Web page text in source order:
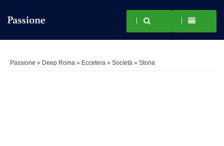
Passione » Deep Roma » Eccetera » Società » Storia